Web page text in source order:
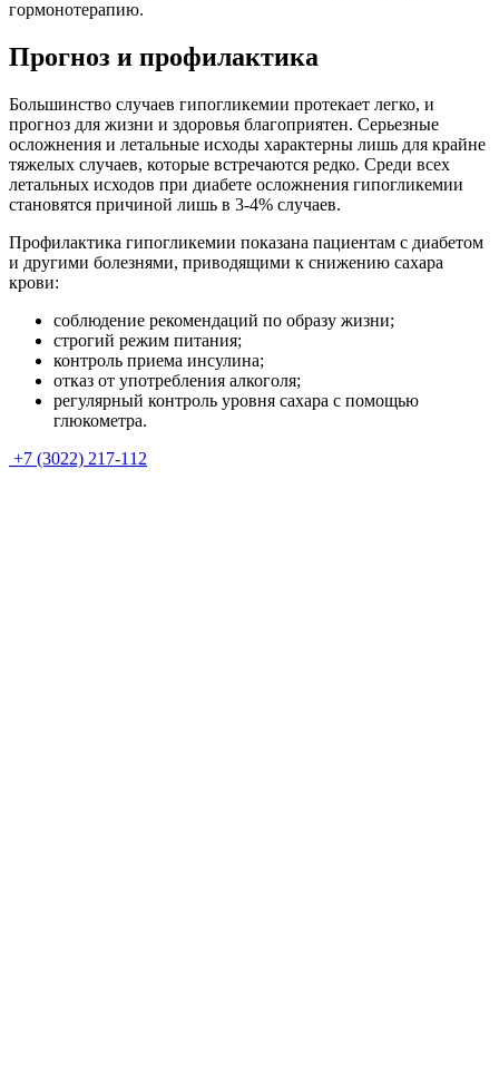
гормонотерапию.
Прогноз и профилактика
Большинство случаев гипогликемии протекает легко, и
прогноз для жизни и здоровья благоприятен. Серьезные
осложнения и летальные исходы характерны лишь для крайне
тяжелых случаев, которые встречаются редко. Среди всех
летальных исходов при диабете осложнения гипогликемии
становятся причиной лишь в 3-4% случаев.
Профилактика гипогликемии показана пациентам с диабетом
и другими болезнями, приводящими к снижению сахара
крови:
соблюдение рекомендаций по образу жизни;
строгий режим питания;
контроль приема инсулина;
отказ от употребления алкоголя;
регулярный контроль уровня сахара с помощью
глюкометра.
+7 (3022) 217-112